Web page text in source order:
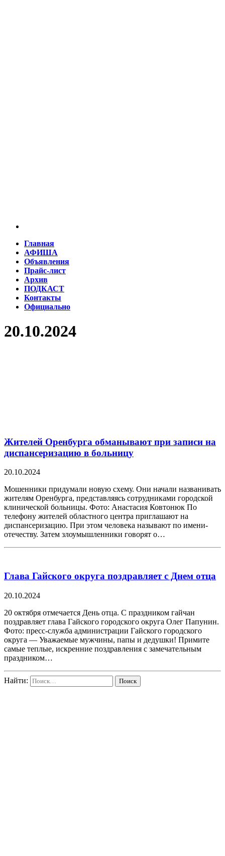
Главная
АФИША
Объявления
Прайс-лист
Архив
ПОДКАСТ
Контакты
Официально
20.10.2024
Жителей Оренбурга обманывают при записи на
диспансеризацию в больницу
20.10.2024
Мошенники придумали новую схему. Они начали названивать
жителям Оренбурга, представляясь сотрудниками городской
клинической больницы. Фото: Анастасия Ковтонюк По
телефону жителей областного центра приглашают на
диспансеризацию. При этом человека называют по имени-
отечеству. Затем злоумышленники говорят о…
Глава Гайского округа поздравляет с Днем отца
20.10.2024
20 октября отмечается День отца. С праздником гайчан
поздравляет глава Гайского городского округа Олег Папунин.
Фото: пресс-служба администрации Гайского городского
округа — Уважаемые мужчины, папы и дедушки! Примите
самые теплые, искренние поздравления с замечательным
праздником…
Найти: